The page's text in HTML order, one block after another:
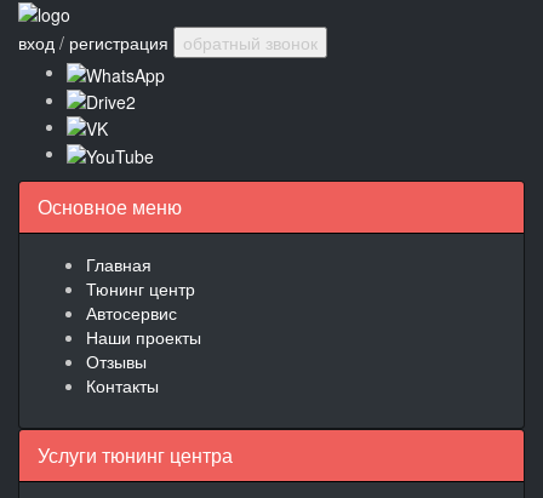
вход / регистрация обратный звонок
Основное меню
Главная
Тюнинг центр
Автосервис
Наши проекты
Отзывы
Контакты
Услуги тюнинг центра